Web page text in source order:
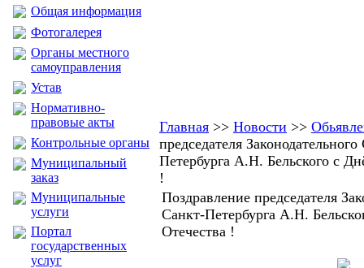
Общая информация
Фотогалерея
Органы местного
самоуправления
Устав
Нормативно-
правовые акты
Контрольные органы
Муниципальный
заказ
Муниципальные
услуги
Портал
государственных
услуг
Главная >> Новости >>
председателя
Петербурга А.Н. Бельского с
!
Поздравление председателя
Санкт-Петербурга А.Н.
Отечества !